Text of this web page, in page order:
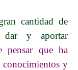
cantidad de
dar y aportar
pensar que ha
y